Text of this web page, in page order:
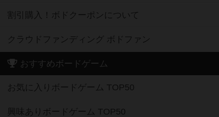
割引購入！ボドクーポンについて
クラウドファンディング ボドファン
おすすめボードゲーム
お気に入りボードゲーム TOP50
興味ありボードゲーム TOP50